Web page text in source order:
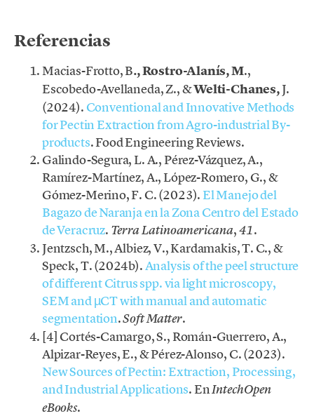
Referencias
Macias-Frotto, B., Rostro-Alanís, M.,
Escobedo-Avellaneda, Z., &Welti-Chanes,J.
(2024). Conventional and Innovative Methods
for Pectin Extraction from Agro-industrial By-
products. Food Engineering Reviews.
Galindo-Segura, L. A., Pérez-Vázquez, A.,
Ramírez-Martínez, A., López-Romero, G., &
Gómez-Merino, F. C. (2023). El Manejo del
Bagazo de Naranja en la Zona Centro del Estado
de Veracruz. Terra Latinoamericana,41.
Jentzsch, M., Albiez, V., Kardamakis, T. C., &
Speck, T. (2024b).Analysis of the peel structure
of different Citrus spp. via light microscopy,
SEM and µCT with manual and automatic
segmentation.Soft Matter.
[4] Cortés-Camargo, S., Román-Guerrero, A.,
Alpizar-Reyes, E., & Pérez-Alonso, C. (2023).
New Sources of Pectin: Extraction, Processing,
and Industrial Applications. EnIntechOpen
eBooks.